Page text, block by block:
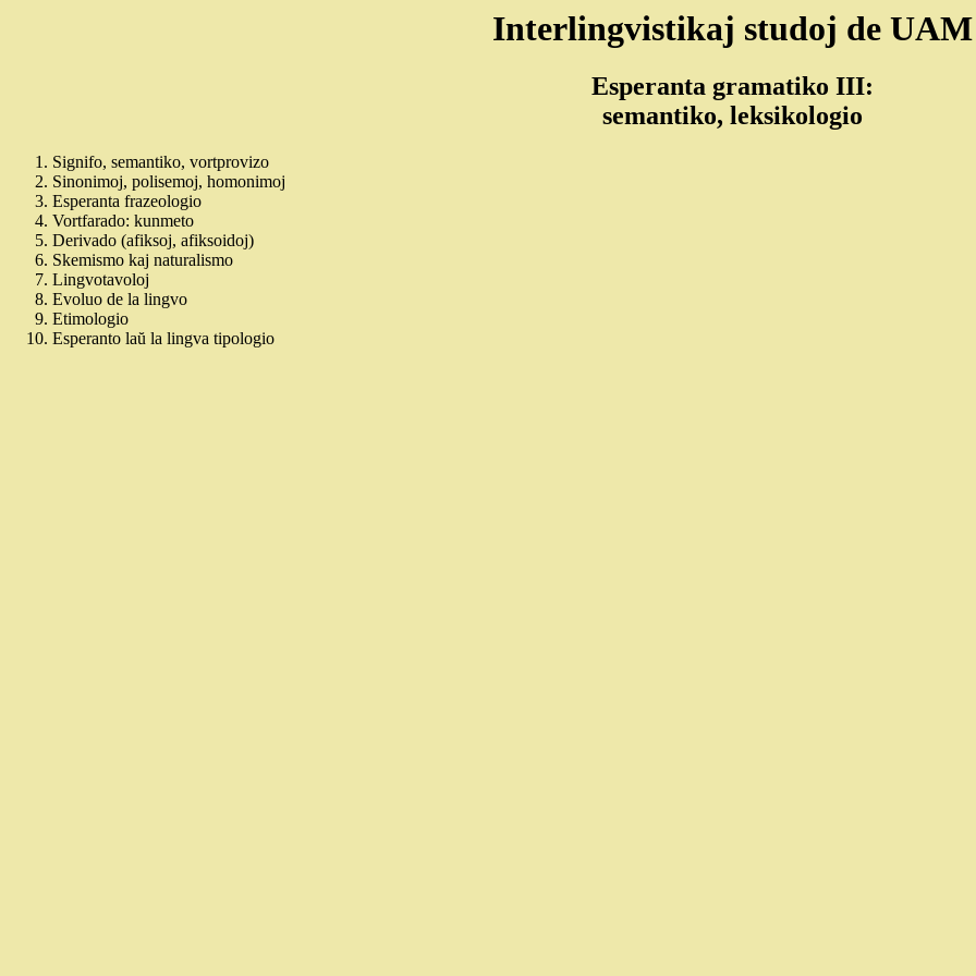
Interlingvistikaj studoj de UAM
Esperanta gramatiko III:
semantiko, leksikologio
Signifo, semantiko, vortprovizo
Sinonimoj, polisemoj, homonimoj
Esperanta frazeologio
Vortfarado: kunmeto
Derivado (afiksoj, afiksoidoj)
Skemismo kaj naturalismo
Lingvotavoloj
Evoluo de la lingvo
Etimologio
Esperanto laŭ la lingva tipologio